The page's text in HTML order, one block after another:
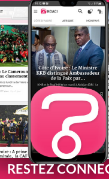
RESTEZ